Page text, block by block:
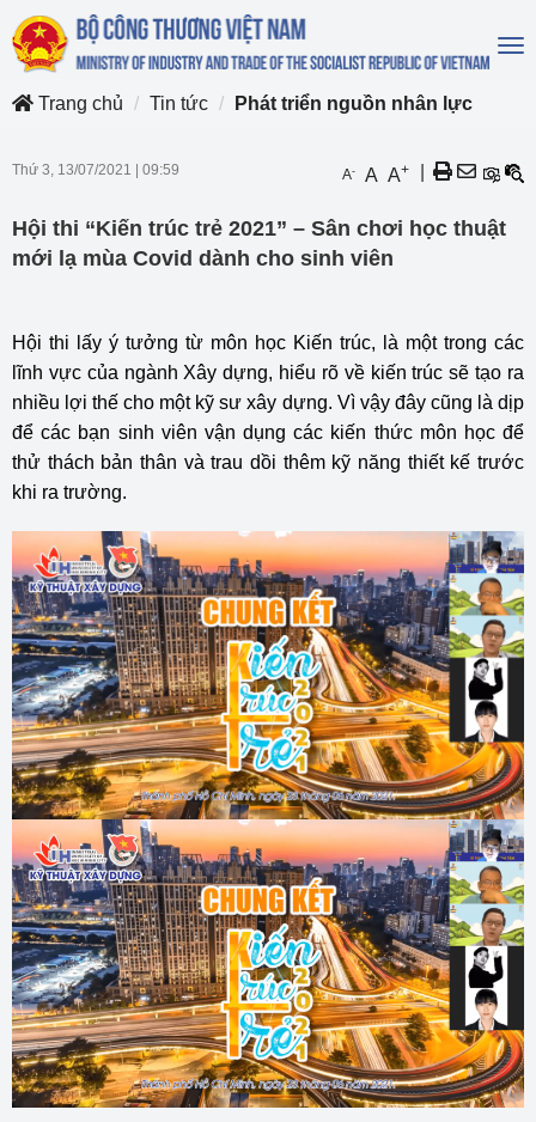
Trang chủ
Tin tức Phát triển nguồn nhân lực
Thứ 3, 13/07/2021 09:59 A- A A+
Hội thi “Kiến trúc trẻ 2021” – Sân chơi học thuật
mới lạ mùa Covid dành cho sinh viên
Hội thi lấy ý tưởng từ môn học Kiến trúc, là một trong các
lĩnh vực của ngành Xây dựng, hiểu rõ về kiến trúc sẽ tạo ra
nhiều lợi thế cho một kỹ sư xây dựng. Vì vậy đây cũng là dịp
để các bạn sinh viên vận dụng các kiến thức môn học để
thử thách bản thân và trau dồi thêm kỹ năng thiết kế trước
khi ra trường.